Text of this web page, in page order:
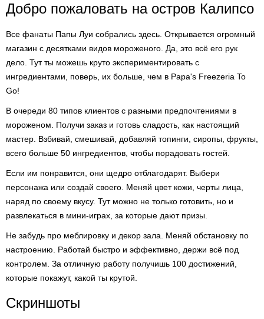
Добро пожаловать на остров Калипсо
Все фанаты Папы Луи собрались здесь. Открывается огромный
магазин с десятками видов мороженого. Да, это всё его рук
дело. Тут ты можешь круто экспериментировать с
ингредиентами, поверь, их больше, чем в Papa's Freezeria To
Go!
В очереди 80 типов клиентов с разными предпочтениями в
мороженом. Получи заказ и готовь сладость, как настоящий
мастер. Взбивай, смешивай, добавляй топинги, сиропы, фрукты,
всего больше 50 ингредиентов, чтобы порадовать гостей.
Если им понравится, они щедро отблагодарят. Выбери
персонажа или создай своего. Меняй цвет кожи, черты лица,
наряд по своему вкусу. Тут можно не только готовить, но и
развлекаться в мини-играх, за которые дают призы.
Не забудь про меблировку и декор зала. Меняй обстановку по
настроению. Работай быстро и эффективно, держи всё под
контролем. За отличную работу получишь 100 достижений,
которые покажут, какой ты крутой.
Скриншоты